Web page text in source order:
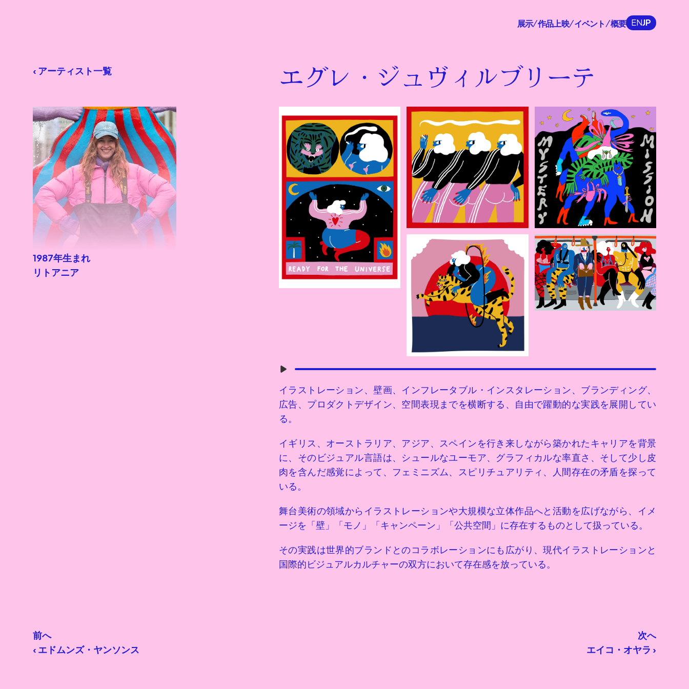
展示/作品上映/イベント /概要 JP
EN
‹ アーティスト一覧 エグレ・ジュヴィルブリーテ
1987年生まれ
リトアニア
イラストレーション、壁画、インフレータブル・インスタレーション、ブランディング、
広告、プロダクトデザイン、空間表現までを横断する、自由で躍動的な実践を展開してい
る。
イギリス、オーストラリア、アジア、スペインを行き来しながら築かれたキャリアを背景
に、そのビジュアル言語は、シュールなユーモア、グラフィカルな率直さ、そして少し皮
肉を含んだ感覚によって、フェミニズム、スピリチュアリティ、人間存在の矛盾を探って
いる。
舞台美術の領域からイラストレーションや大規模な立体作品へと活動を広げながら、イメ
ージを「壁」「モノ」「キャンペーン」「公共空間」に存在するものとして扱っている。
その実践は世界的ブランドとのコラボレーションにも広がり、現代イラストレーションと
国際的ビジュアルカルチャーの双方において存在感を放っている。
前へ
‹ エドムンズ・ヤンソンス
次へ
エイコ・オヤラ ›